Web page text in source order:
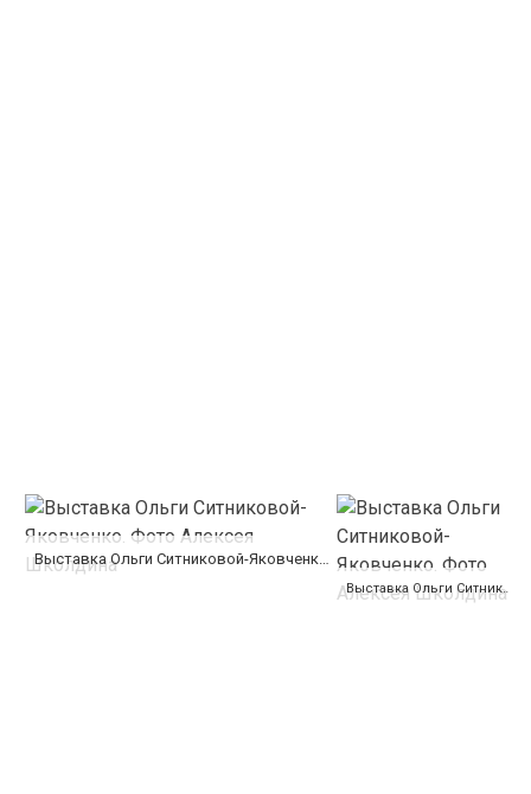
Выставка Ольги Ситниковой-Яковченко. Фото Алексея Школдина